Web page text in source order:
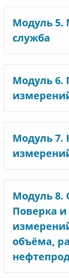
Модуль 5.
служба
Модуль 6.
Модуль 7.
Модуль 8.
Поверка и
объёма,